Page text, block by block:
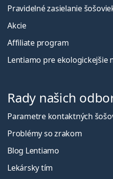
Pravidelné zasielanie
Akcie
Affiliate program
Lentiamo pre ekologickejšie
Rady našich
Parametre kontaktných
Problémy so zrakom
Blog Lentiamo
Lekársky tím